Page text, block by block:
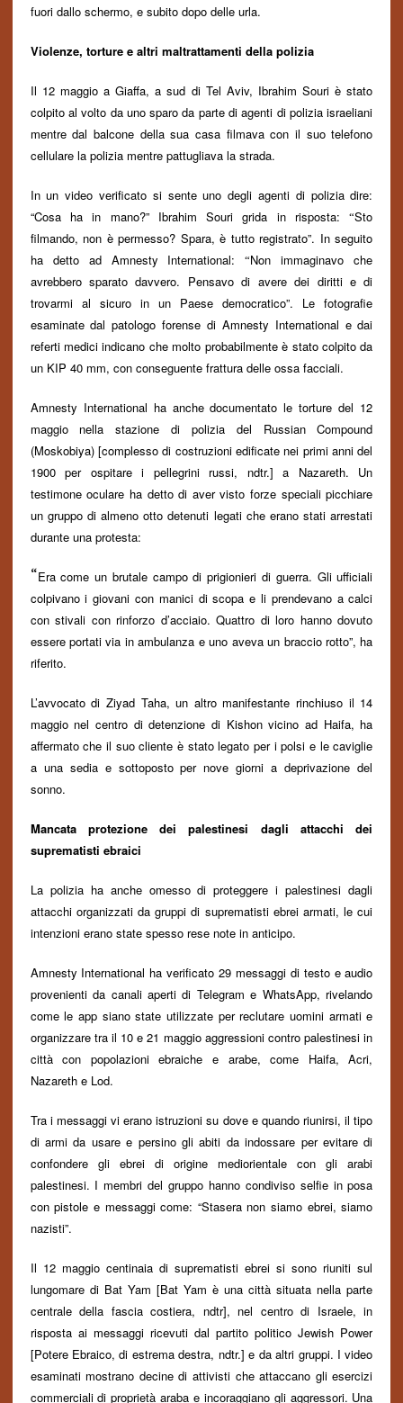
fuori dallo schermo, e subito dopo delleurla.
Violenze, torture e altri maltrattamenti della polizia
Il 12 maggio a Giaffa, a sud di Tel Aviv, Ibrahim Souri è stato
colpito al volto da uno sparo da parte di agenti di polizia israeliani
mentre dal balcone della sua casa filmava con il suo telefono
cellulare la polizia mentre pattugliava la strada.
In un video verificato si sente uno degli agenti di polizia dire:
“Cosa ha in mano?” Ibrahim Souri grida in risposta:“Sto
filmando, non è permesso? Spara, è tutto registrato”. In seguito
ha detto ad Amnesty International:“Non immaginavo che
avrebbero sparato davvero. Pensavo di avere dei diritti e di
trovarmi al sicuro in un Paese democratico”. Le fotografie
esaminate dal patologo forense di Amnesty International e dai
referti medici indicano che molto probabilmente è stato colpito da
un KIP 40 mm, con conseguente frattura delle ossa facciali.
Amnesty International ha anche documentato le torture del 12
maggio nella stazione di polizia del Russian Compound
(Moskobiya) [complesso di costruzioni edificate nei primi anni del
1900 per ospitare i pellegrini russi, ndtr.] a Nazareth. Un
testimone oculare ha detto di aver visto forze speciali picchiare
un gruppo di almeno otto detenuti legati che erano stati arrestati
durante una protesta:
“Era come un brutalecampo di prigionieri di guerra. Gli ufficiali
colpivano i giovani con manici di scopa e li prendevano a calci
con stivali con rinforzo d’acciaio. Quattro di loro hanno dovuto
essere portati via in ambulanza e uno aveva un braccio rotto”, ha
riferito.
L’avvocato di Ziyad Taha, un altro manifestante rinchiuso il 14
maggio nel centro di detenzione di Kishon vicino ad Haifa, ha
affermato che il suo cliente è stato legato per i polsi e le caviglie
a una sedia e sottoposto per nove giorni a deprivazione del
sonno.
Mancata protezione dei palestinesi dagli attacchi dei
suprematisti ebraici
La polizia ha anche omesso di proteggere i palestinesi dagli
attacchi organizzati da gruppi di suprematisti ebrei armati,le cui
intenzioni eranostatespesso resenotein anticipo.
Amnesty International ha verificato 29 messaggi di testo e audio
provenienti da canali aperti di Telegram e WhatsApp, rivelando
come le app siano state utilizzate per reclutare uomini armati e
organizzare tra il 10 e 21 maggio aggressioni contro palestinesi in
città con popolazioni ebraiche e arabe, come Haifa, Acri,
Nazareth e Lod.
Tra i messaggi vi erano istruzioni su dove e quando riunirsi, il tipo
di armi da usare e persino gli abiti da indossare per evitare di
confondere gli ebrei di origine mediorientale con gli arabi
palestinesi. I membri del gruppo hanno condiviso selfie in posa
con pistole e messaggi come: “Stasera non siamo ebrei, siamo
nazisti”.
Il 12 maggio centinaia di suprematisti ebrei si sono riuniti sul
lungomare diBat Yam [Bat Yam è una città situata nella parte
centrale della fascia costiera, ndtr], nel centro di Israele, in
risposta ai messaggi ricevuti dal partito politico Jewish Power
[Potere Ebraico,di estrema destra, ndtr.] e da altri gruppi. I video
esaminati mostrano decine di attivisti che attaccano gli esercizi
commerciali di proprietà araba e incoraggiano gli aggressori. Una